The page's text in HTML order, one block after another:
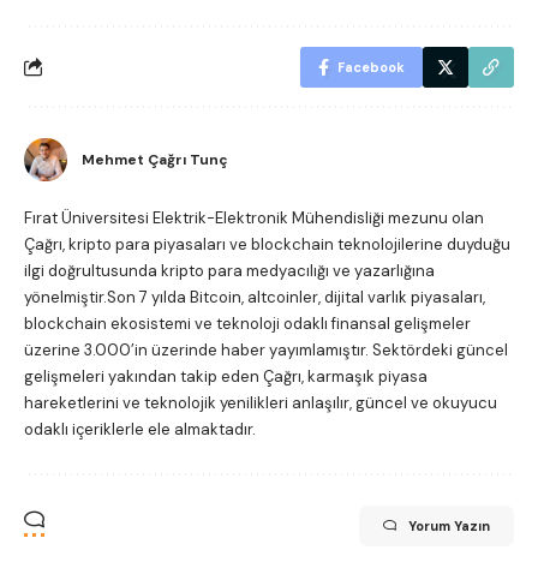
Facebook
Mehmet Çağrı Tunç
Fırat Üniversitesi Elektrik-Elektronik Mühendisliği mezunu olan
Çağrı, kripto para piyasaları ve blockchain teknolojilerine duyduğu
ilgi doğrultusunda kripto para medyacılığı ve yazarlığına
yönelmiştir.Son 7 yılda Bitcoin, altcoinler, dijital varlık piyasaları,
blockchain ekosistemi ve teknoloji odaklı finansal gelişmeler
üzerine 3.000’in üzerinde haber yayımlamıştır. Sektördeki güncel
gelişmeleri yakından takip eden Çağrı, karmaşık piyasa
hareketlerini ve teknolojik yenilikleri anlaşılır, güncel ve okuyucu
odaklı içeriklerle ele almaktadır.
Yorum Yazın